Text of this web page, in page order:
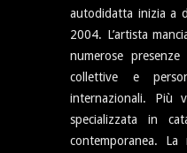
autodidatta inizia a
2004. L’artista
numerose
collettive e
internazionali. Più
specializzata in
contemporanea.